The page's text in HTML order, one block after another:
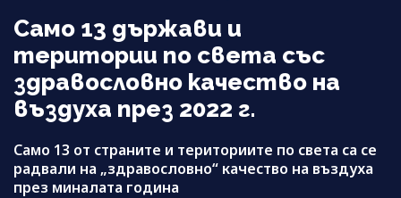
Само 13 държави и
територии по света със
здравословно качество на
въздуха през 2022 г.
Само 13 от страните и териториите по света са се
радвали на „здравословно“ качество на въздуха
през миналата година